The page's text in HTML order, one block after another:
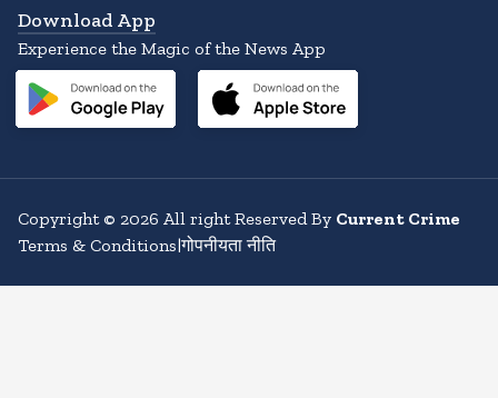
Download App
Experience the Magic of the News App
Copyright© 2026 All right Reserved By Current Crime
Terms & Conditions|गोपनीयता नीति